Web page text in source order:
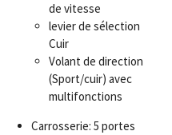
de vitesse
levier de sélection
Cuir
Volant de direction
(Sport/cuir) avec
multifonctions
Carrosserie: 5 portes